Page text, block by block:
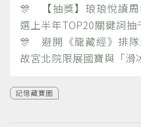
🎊 【抽獎】琅琅悅讀周
選上半年TOP20關鍵詞抽
🎊 避開《龍藏經》排隊
故宮北院限展國寶與「滑
記憶藏寶圖